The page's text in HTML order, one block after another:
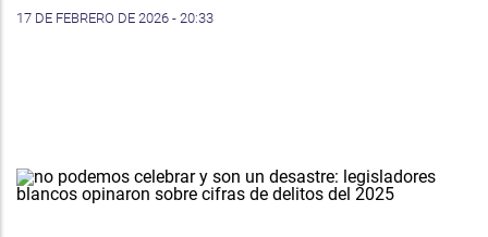
17 DE FEBRERO DE 2026 - 20:33